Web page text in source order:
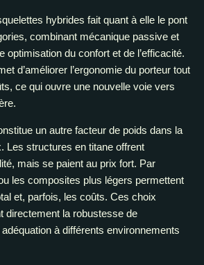
hybrides fait quant à elle le pont
combinant mécanique passive et
optimisation du confort et de l’efficacité.
d’améliorer l’ergonomie du porteur tout
ce qui ouvre une nouvelle voie vers
un autre facteur de poids dans la
Les structures en titane offrent
mais se paient au prix fort. Par
les composites plus légers permettent
et, parfois, les coûts. Ces choix
directement la robustesse de
adéquation à différents environnements